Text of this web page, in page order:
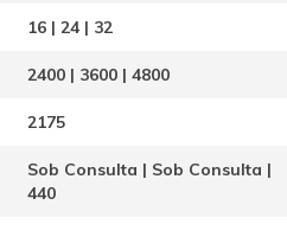
16 | 24 | 32
2400 | 3600 | 4800
2175
Sob Consulta | Sob Consulta |
440